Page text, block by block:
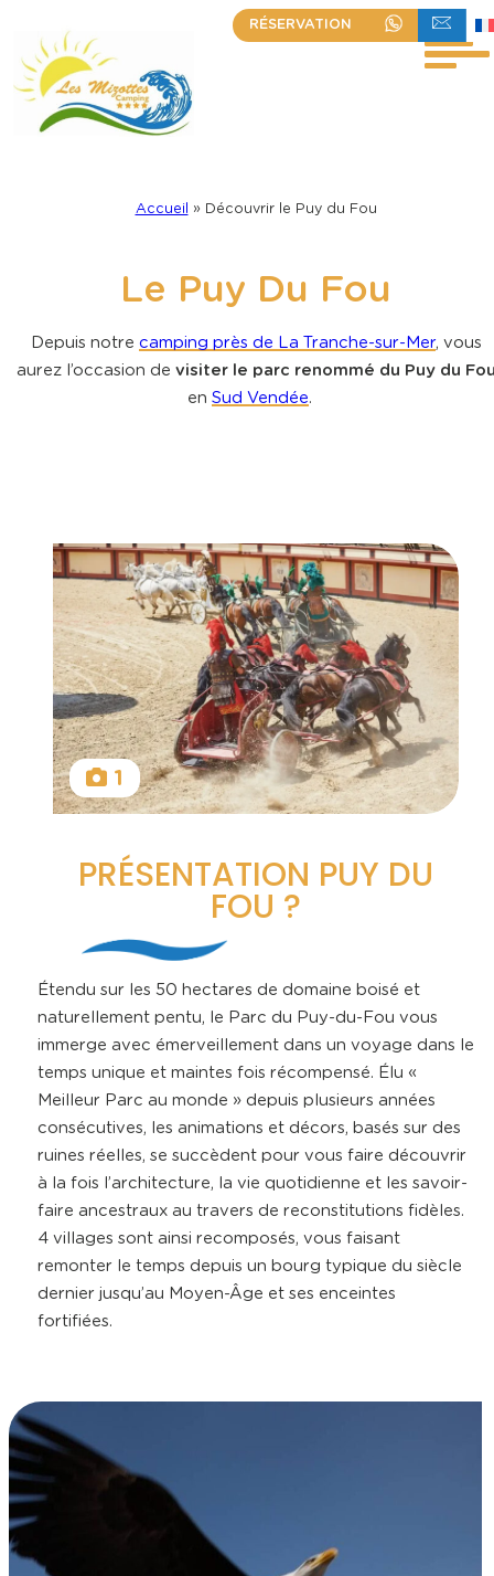
contenu
RÉSERVATION+33 (0)2 51 30 23 63
ÉCRIVEZ-
Accueil » Découvrir le Puy du Fou
Le Puy Du Fou
Depuis notre camping près de La Tranche-sur-Mer, vous
aurez l’occasion de visiter le parc renommé du Puy du
en Sud Vendée.
1
PRÉSENTATION PUY DU
FOU ?
Étendu sur les 50 hectares de domaine boisé et
naturellement pentu, le Parc du Puy-du-Fou vous
immerge avec émerveillement dans un voyage dans le
temps unique et maintes fois récompensé. Élu «
Meilleur Parc au monde » depuis plusieurs années
consécutives, les animations et décors, basés sur des
ruines réelles, se succèdent pour vous faire découvrir
à la fois l’architecture, la vie quotidienne et les savoir-
faire ancestraux au travers de reconstitutions fidèles.
4 villages sont ainsi recomposés, vous faisant
remonter le temps depuis un bourg typique du siècle
dernier jusqu’au Moyen-Âge et ses enceintes
fortifiées.